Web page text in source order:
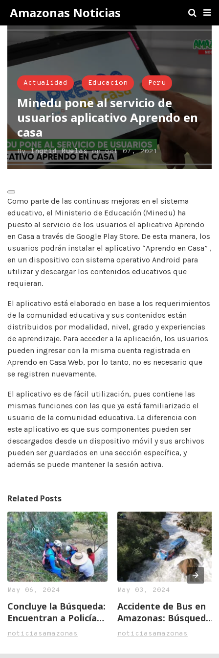
Amazonas Noticias
Actualidad Educacion Peru
Minedu pone al servicio de
usuarios aplicativo Aprendo en
casa
ByIngrid RuelasonOct 07, 2021
Como parte de las continuas mejoras en el sistema
educativo, el Ministerio de Educación (Minedu) ha
puesto al servicio de los usuarios el aplicativo Aprendo
en Casa a través de Google Play Store. De esta manera, los
usuarios podrán instalar el aplicativo “Aprendo en Casa” ,
en un dispositivo con sistema operativo Android para
utilizar y descargar los contenidos educativos que
requieran.
El aplicativo está elaborado en base a los requerimientos
de la comunidad educativa y sus contenidos están
distribuidos por modalidad, nivel, grado y experiencias
de aprendizaje. Para acceder a la aplicación, los usuarios
pueden ingresar con la misma cuenta registrada en
Aprendo en Casa Web, por lo tanto, no es necesario que
se registren nuevamente.
El aplicativo es de fácil utilización, pues contiene las
mismas funciones con las que ya está familiarizado el
usuario de la comunidad educativa. La diferencia con
este aplicativo es que sus componentes pueden ser
descargados desde un dispositivo móvil y sus archivos
pueden ser guardados en una sección específica, y
además se puede mantener la sesión activa.
Related Posts
May 06, 2024
Concluye la Búsqueda:
Encuentran a Policía
Héroe Tras Trágico
Chachapoya
noticiasamazonas
May 03, 2024
Accidente de Bus en
Amazonas: Búsqueda
Activa de Oficial
Comunidad en Alerta
noticiasamazonas